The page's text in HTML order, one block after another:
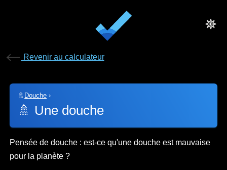
Revenir au calculateur
🚿 Douche ›
🚿 Une douche
Pensée de douche : est-ce qu'une douche est mauvaise
pour la planète ?